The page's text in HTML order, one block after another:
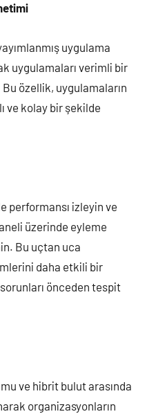
uygulama
uygulamaları verimli bir
özellik, uygulamaların
ve kolay bir şekilde
performansı izleyin ve
üzerinde eyleme
Bu uçtan uca
daha etkili bir
önceden tespit
ve hibrit bulut arasında
organizasyonların